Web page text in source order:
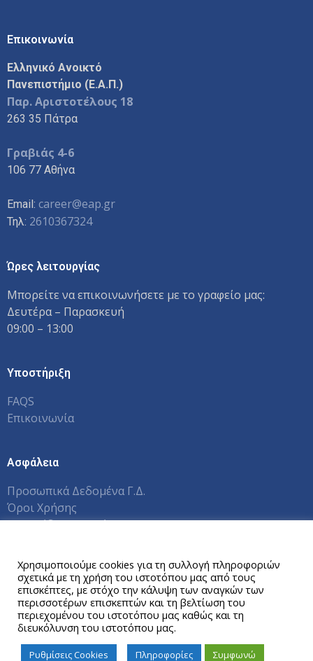
Επικοινωνία
Ελληνικό Ανοικτό
Πανεπιστήμιο (Ε.Α.Π.)
Παρ. Αριστοτέλους 18
263 35 Πάτρα
Γραβιάς 4-6
106 77 Αθήνα
Email: career@eap.gr
Τηλ: 2610367324
Ώρες λειτουργίας
Μπορείτε να επικοινωνήσετε με το γραφείο μας:
Δευτέρα – Παρασκευή
09:00 – 13:00
Υποστήριξη
FAQS
Επικοινωνία
Ασφάλεια
Προσωπικά Δεδομένα Γ.Δ.
Όροι Χρήσης
Εγχειρίδια Χρηστών Π.Σ.
Copyright © 2026 Γραφείο Διασύνδεσης ΕΑΠ
Χρησιμοποιούμε cookies για τη συλλογή πληροφοριών
σχετικά με τη χρήση του ιστοτόπου μας από τους
επισκέπτες, με στόχο την κάλυψη των αναγκών των
περισσοτέρων επισκεπτών και τη βελτίωση του
περιεχομένου του ιστοτόπου μας καθώς και τη
διευκόλυνση του ιστοτόπου μας.
Ρυθμίσεις Cookies Πληροφορίες Συμφωνώ